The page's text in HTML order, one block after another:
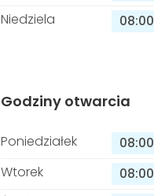
Niedziela
08:00
Godziny otwarcia
Poniedziałek 08:00
Wtorek
08:00